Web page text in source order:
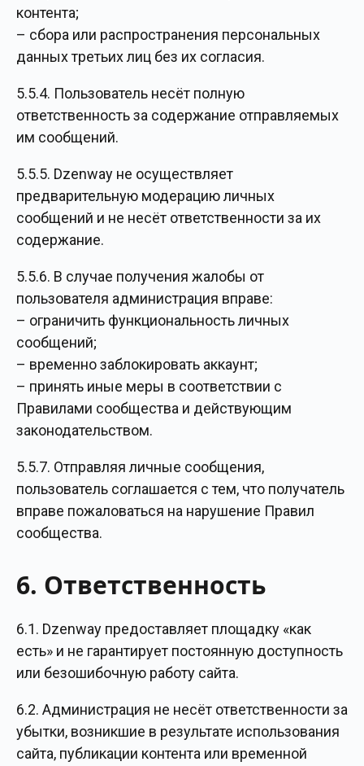
контента;
– сбора или распространения персональных
данных третьих лиц без их согласия.
5.5.4. Пользователь несёт полную
ответственность за содержание отправляемых
им сообщений.
5.5.5. Dzenway не осуществляет
предварительную модерацию личных
сообщений и не несёт ответственности за их
содержание.
5.5.6. В случае получения жалобы от
пользователя администрация вправе:
– ограничить функциональность личных
сообщений;
– временно заблокировать аккаунт;
– принять иные меры в соответствии с
Правилами сообщества и действующим
законодательством.
5.5.7. Отправляя личные сообщения,
пользователь соглашается с тем, что получатель
вправе пожаловаться на нарушение Правил
сообщества.
6. Ответственность
6.1. Dzenway предоставляет площадку «как
есть» и не гарантирует постоянную доступность
или безошибочную работу сайта.
6.2. Администрация не несёт ответственности за
убытки, возникшие в результате использования
сайта, публикации контента или временной